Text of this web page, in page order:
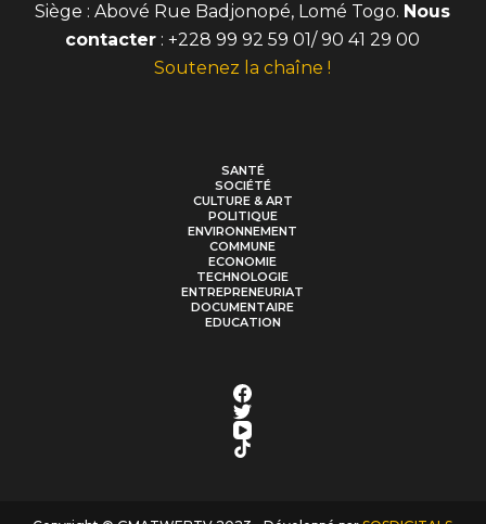
Siège : Abové Rue Badjonopé, Lomé Togo. Nous
contacter : +228 99 92 59 01/ 90 41 29 00
Soutenez la chaîne !
SANTÉ
SOCIÉTÉ
CULTURE & ART
POLITIQUE
ENVIRONNEMENT
COMMUNE
ECONOMIE
TECHNOLOGIE
ENTREPRENEURIAT
DOCUMENTAIRE
EDUCATION